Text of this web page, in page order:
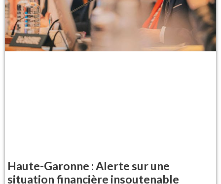
Haute-Garonne : Alerte sur une
situation financière insoutenable